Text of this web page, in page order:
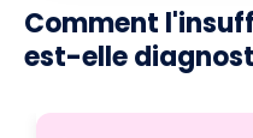
Comment
est-elle